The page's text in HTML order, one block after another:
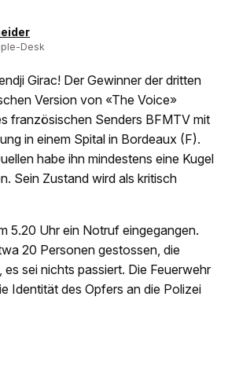
Desk
Girac! Der Gewinner der dritten
Version von «The Voice»
französischen Senders BFMTV mit
in einem Spital in Bordeaux (F).
habe ihn mindestens eine Kugel
Sein Zustand wird als kritisch
5.20 Uhr ein Notruf eingegangen.
20 Personen gestossen, die
sei nichts passiert. Die Feuerwehr
Identität des Opfers an die Polizei